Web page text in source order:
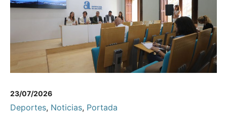
23/07/2026
Deportes, Noticias, Portada